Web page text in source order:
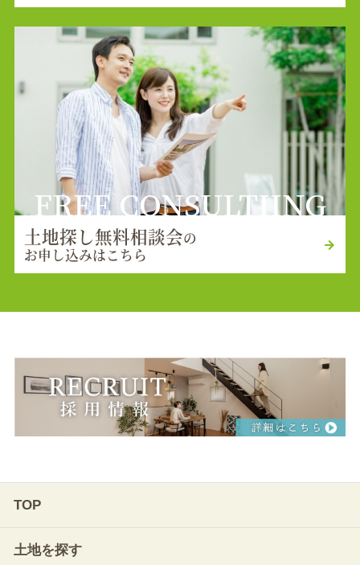
FREE CONSULTIING
土地探し無料相談会の
お申し込みはこちら
TOP
土地を探す